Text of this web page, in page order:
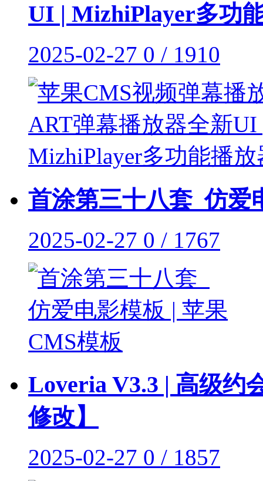
UI | MizhiPlayer多功
2025-02-27 0 / 1910
首涂第三十八套_仿爱
2025-02-27 0 / 1767
Loveria V3.3 | 高级约
修改】
2025-02-27 0 / 1857